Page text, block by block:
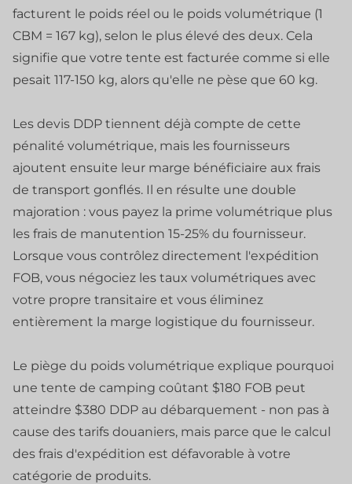
facturent le poids réel ou le poids volumétrique (1
CBM = 167 kg), selon le plus élevé des deux. Cela
signifie que votre tente est facturée comme si elle
pesait 117-150 kg, alors qu'elle ne pèse que 60 kg.
Les devis DDP tiennent déjà compte de cette
pénalité volumétrique, mais les fournisseurs
ajoutent ensuite leur marge bénéficiaire aux frais
de transport gonflés. Il en résulte une double
majoration : vous payez la prime volumétrique plus
les frais de manutention 15-25% du fournisseur.
Lorsque vous contrôlez directement l'expédition
FOB, vous négociez les taux volumétriques avec
votre propre transitaire et vous éliminez
entièrement la marge logistique du fournisseur.
Le piège du poids volumétrique explique pourquoi
une tente de camping coûtant $180 FOB peut
atteindre $380 DDP au débarquement - non pas à
cause des tarifs douaniers, mais parce que le calcul
des frais d'expédition est défavorable à votre
catégorie de produits.